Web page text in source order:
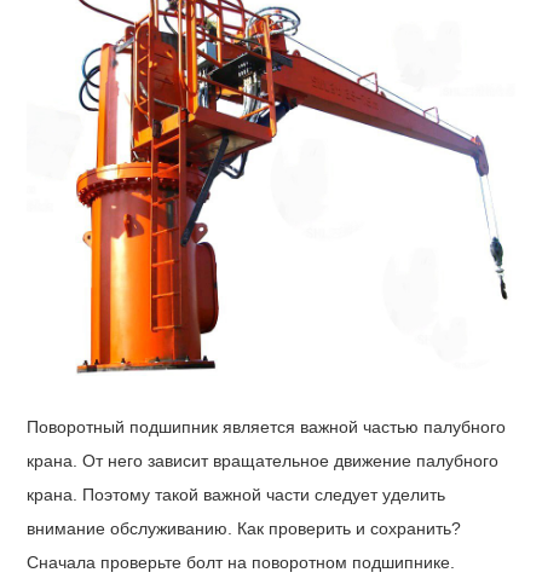
Поворотный подшипник является важной частью палубного
крана. От него зависит вращательное движение палубного
крана. Поэтому такой важной части следует уделить
внимание обслуживанию. Как проверить и сохранить?
Сначала проверьте болт на поворотном подшипнике.